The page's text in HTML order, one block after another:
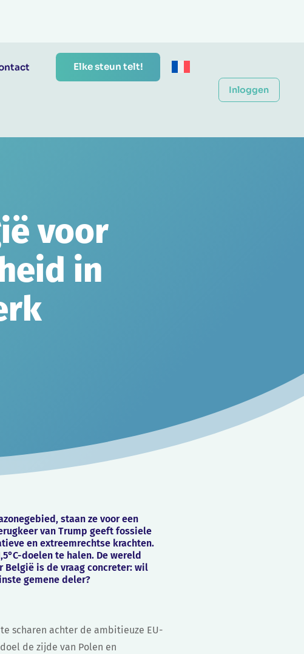
Elke steun telt!
Inloggen
voor
in
staan ze voor een
van Trump geeft fossiele
en extreemrechtse krachten.
doelen te halen. De wereld
België is de vraag concreter: wil
gemene deler?
scharen achter de ambitieuze EU-
de zijde van Polen en